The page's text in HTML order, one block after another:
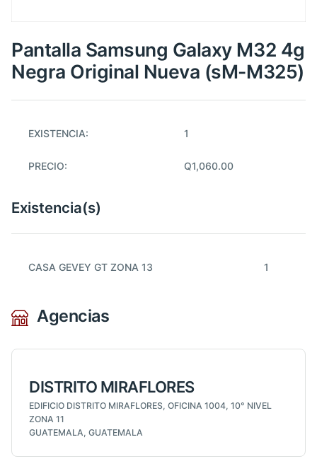
Pantalla Samsung Galaxy M32 4g
Negra Original Nueva (sM-M325)
EXISTENCIA: 1
PRECIO: Q1,060.00
Existencia(s)
CASA GEVEY GT ZONA 13 1
Agencias
DISTRITO MIRAFLORES
EDIFICIO DISTRITO MIRAFLORES, OFICINA 1004, 10° NIVEL
ZONA 11
GUATEMALA, GUATEMALA